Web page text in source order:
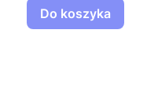
Do koszyka